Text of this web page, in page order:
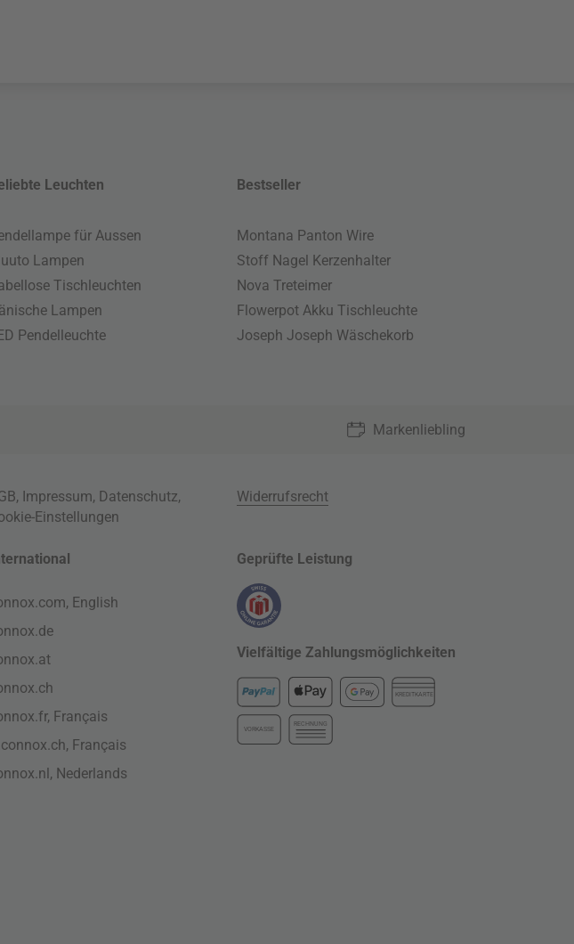
Leuchten
für Aussen
Lampen
Tischleuchten
Lampen
Pendelleuchte
Bestseller
Montana Panton Wire
Stoff Nagel Kerzenhalter
Nova Treteimer
Flowerpot Akku Tischleuchte
Joseph Joseph Wäschekorb
Markenliebling
, Impressum, Datenschutz,
Einstellungen
Widerrufsrecht
English
Français
Français
Nederlands
Geprüfte Leistung
Vielfältige Zahlungsmöglichkeiten
KREDITKARTE
VORKASSE
RECHNUNG